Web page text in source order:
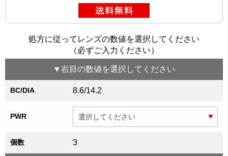
処方に従ってレンズの数値を選択してください
（必ずご入力ください）
▼右目 の数値を選択してください
BC/DIA 8.6/14.2
PWR
個数 3